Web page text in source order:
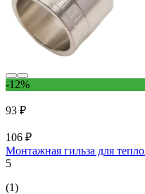
-12%
93 ₽
106 ₽
Монтажная гильза для
5
(1)